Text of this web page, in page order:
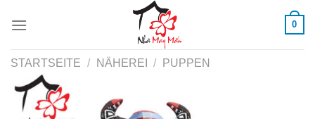
0
STARTSEITE / NÄHEREI / PUPPEN